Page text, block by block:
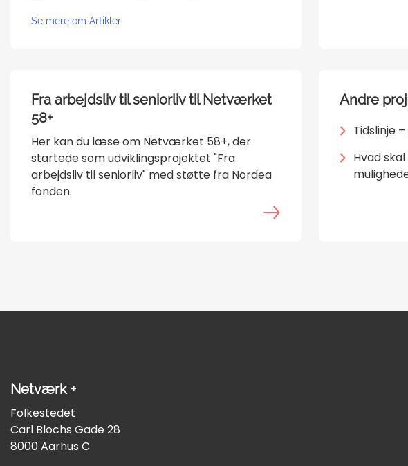
Se mere om Artikler
Fra arbejdsliv til seniorliv til Netværket
58+
Her kan du læse om Netværket 58+, der
startede som udviklingsprojektet "Fra
arbejdsliv til seniorliv" med støtte fra Nordea
fonden.
Andre
Tidslinje
Hvad
Netværk +
Folkestedet
Carl Blochs Gade 28
8000 Aarhus C